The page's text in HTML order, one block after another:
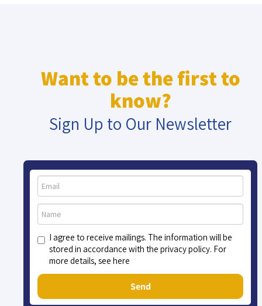
Want to be the first to
know?
Sign Up to Our Newsletter
I agree to receive mailings. The information will be
stored in accordance with the privacy policy. For
more details, see here
Send